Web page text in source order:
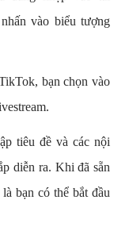
vào biểu tượng
bạn chọn vào
tiêu đề và các nội
diễn ra. Khi đã sẵn
bạn có thể bắt đầu